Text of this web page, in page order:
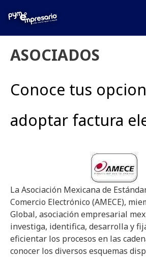
ASOCIADOS
Conoce tus
adoptar factura
La Asociación Mexicana de
Comercio Electrónico (AMECE),
Global, asociación empresarial
investiga, identifica, desarrolla y
eficientar los procesos en las
conocer los diversos esquemas